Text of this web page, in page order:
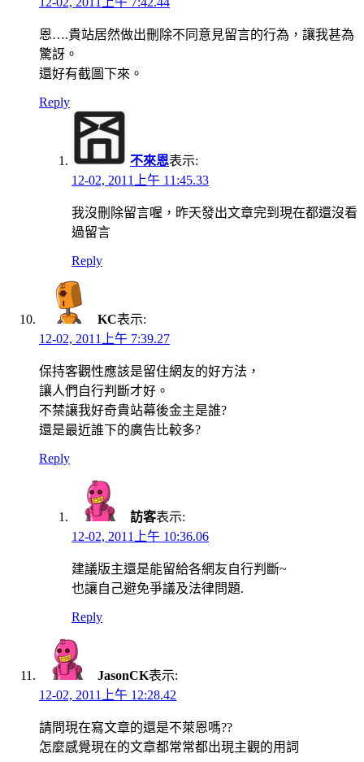
恩….貴站居然做出刪除不同意見留言的行為，讓我甚為
驚訝。
還好有截圖下來。
Reply
不來恩表示:
12-02, 2011上午 11:45.33
我沒刪除留言喔，昨天發出文章完到現在都還沒看
過留言
Reply
KC表示:
12-02, 2011上午 7:39.27
保持客觀性應該是留住網友的好方法，
讓人們自行判斷才好。
不禁讓我好奇貴站幕後金主是誰?
還是最近誰下的廣告比較多?
Reply
訪客表示:
12-02, 2011上午 10:36.06
建議版主還是能留給各網友自行判斷~
也讓自己避免爭議及法律問題.
Reply
JasonCK表示:
12-02, 2011上午 12:28.42
請問現在寫文章的還是不萊恩嗎??
怎麼感覺現在的文章都常常都出現主觀的用詞